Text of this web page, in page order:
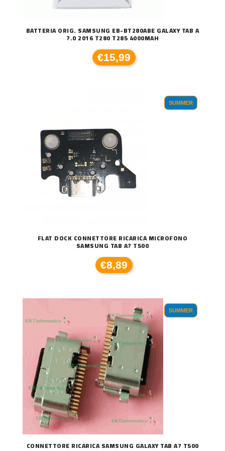
BATTERIA ORIG. SAMSUNG EB-BT280ABE GALAXY TAB A
7.0 2016 T280 T285 4000MAH
€15,99
SUMMER
FLAT DOCK CONNETTORE RICARICA MICROFONO
SAMSUNG TAB A7 T500
€8,89
SUMMER
CONNETTORE RICARICA SAMSUNG GALAXY TAB A7 T500